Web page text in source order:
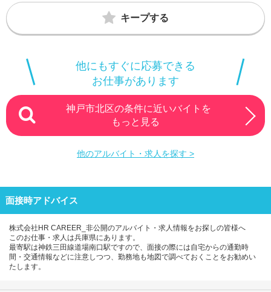
キープする
他にもすぐに応募できる
お仕事があります
神戸市北区の条件に近いバイトを
もっと見る
他のアルバイト・求人を探す >
面接時アドバイス
株式会社HR CAREER_非公開のアルバイト・求人情報をお探しの皆様へ
このお仕事・求人は兵庫県にあります。
最寄駅は神鉄三田線道場南口駅ですので、面接の際には自宅からの通勤時
間・交通情報などに注意しつつ、勤務地も地図で調べておくことをお勧めい
たします。